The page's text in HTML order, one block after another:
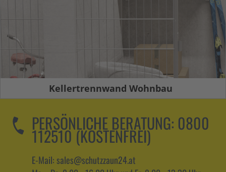
Kellertrennwand Wohnbau
PERSÖNLICHE BERATUNG: 0800
112510 (KOSTENFREI)
E-Mail: sales@schutzzaun24.at